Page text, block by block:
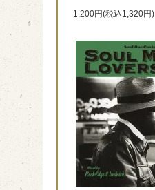
1,200円(税込1,320円)